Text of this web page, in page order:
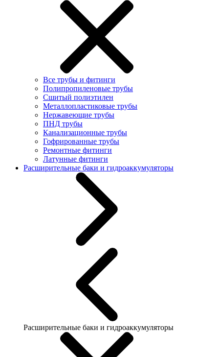
Все трубы и фитинги
Полипропиленовые трубы
Сшитый полиэтилен
Металлопластиковые трубы
Нержавеющие трубы
ПНД трубы
Канализационные трубы
Гофрированные трубы
Ремонтные фитинги
Латунные фитинги
Расширительные баки и гидроаккумуляторы
Расширительные баки и гидроаккумуляторы